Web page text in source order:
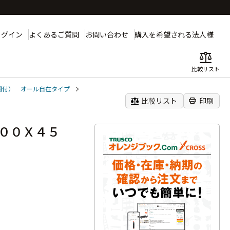
イン よくあるご質問 お問い合わせ 購入を希望される法人様
balance
比較リスト
付） オール自在タイプ
balance 比較リスト print 印刷
Ｘ４５